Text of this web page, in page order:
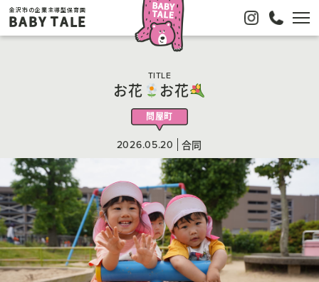
金沢市の企業主導型保育園
BABY TALE
TITLE
お花 お花
問屋町
2026.05.20 合同